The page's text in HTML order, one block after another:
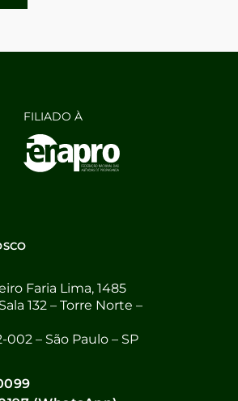
FILIADO À
Faria Lima, 1485
132 – Torre Norte –
002 – São Paulo – SP